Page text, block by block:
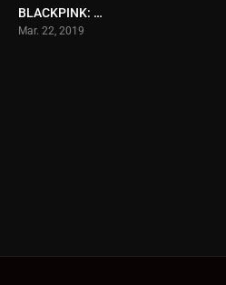
BLACKPINK: Arena Tour 2018 ‘Special Final in Kyocera Dome Osaka’
Mar. 22, 2019